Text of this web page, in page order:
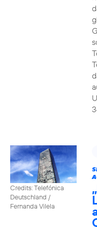
Credits: Telefónica
Deutschland /
Fernanda Vilela